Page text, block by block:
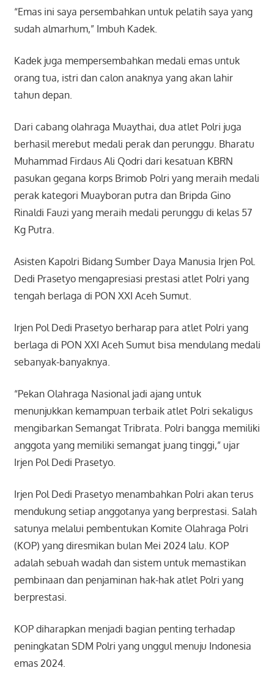
“Emas ini saya persembahkan untuk pelatih saya yang
sudah almarhum,” Imbuh Kadek.
Kadek juga mempersembahkan medali emas untuk
orang tua, istri dan calon anaknya yang akan lahir
tahun depan.
Dari cabang olahraga Muaythai, dua atlet Polri juga
berhasil merebut medali perak dan perunggu. Bharatu
Muhammad Firdaus Ali Qodri dari kesatuan KBRN
pasukan gegana korps Brimob Polri yang meraih medali
perak kategori Muayboran putra dan Bripda Gino
Rinaldi Fauzi yang meraih medali perunggu di kelas 57
Kg Putra.
Asisten Kapolri Bidang Sumber Daya Manusia Irjen Pol.
Dedi Prasetyo mengapresiasi prestasi atlet Polri yang
tengah berlaga di PON XXI Aceh Sumut.
Irjen Pol Dedi Prasetyo berharap para atlet Polri yang
berlaga di PON XXI Aceh Sumut bisa mendulang medali
sebanyak-banyaknya.
“Pekan Olahraga Nasional jadi ajang untuk
menunjukkan kemampuan terbaik atlet Polri sekaligus
mengibarkan Semangat Tribrata. Polri bangga memiliki
anggota yang memiliki semangat juang tinggi,” ujar
Irjen Pol Dedi Prasetyo.
Irjen Pol Dedi Prasetyo menambahkan Polri akan terus
mendukung setiap anggotanya yang berprestasi. Salah
satunya melalui pembentukan Komite Olahraga Polri
(KOP) yang diresmikan bulan Mei 2024 lalu. KOP
adalah sebuah wadah dan sistem untuk memastikan
pembinaan dan penjaminan hak-hak atlet Polri yang
berprestasi.
KOP diharapkan menjadi bagian penting terhadap
peningkatan SDM Polri yang unggul menuju Indonesia
emas 2024.